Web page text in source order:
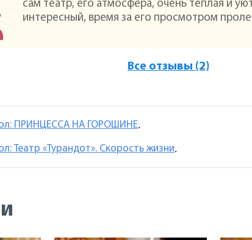
сам театр, его атмосфера, очень теплая и
интересный, время за его просмотром
Все отзывы (2)
ПРИНЦЕССА НА ГОРОШИНЕ.
Театр «Турандот». Скорость жизни.